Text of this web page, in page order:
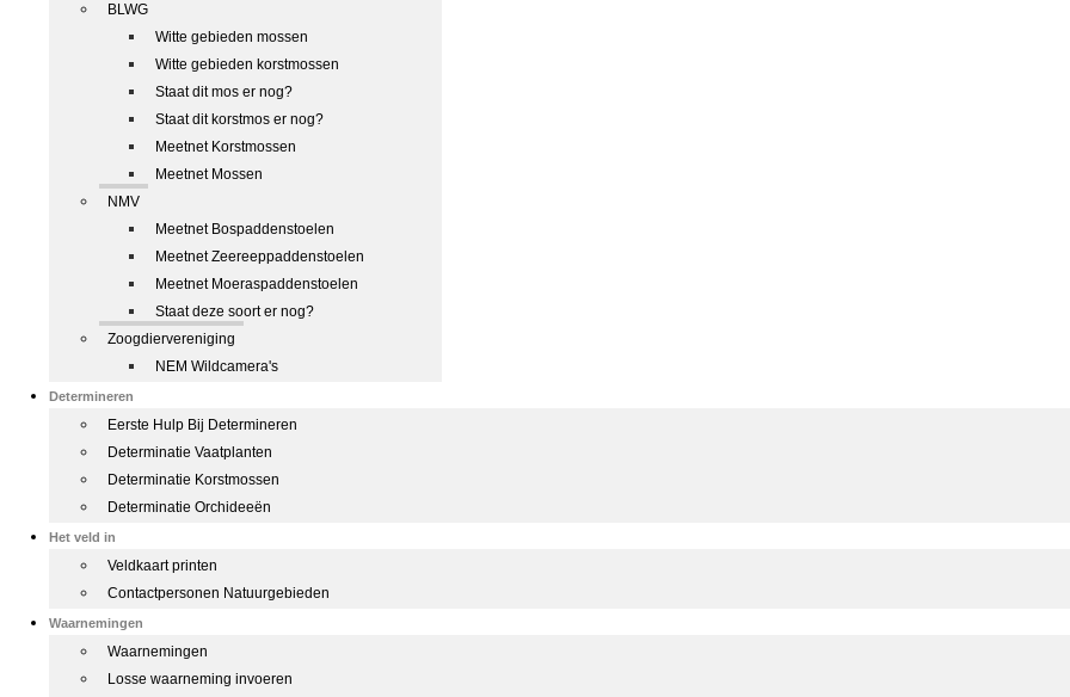
BLWG
Witte gebieden mossen
Witte gebieden korstmossen
Staat dit mos er nog?
Staat dit korstmos er nog?
Meetnet Korstmossen
Meetnet Mossen
NMV
Meetnet Bospaddenstoelen
Meetnet Zeereeppaddenstoelen
Meetnet Moeraspaddenstoelen
Staat deze soort er nog?
Zoogdiervereniging
NEM Wildcamera's
Determineren
Eerste Hulp Bij Determineren
Determinatie Vaatplanten
Determinatie Korstmossen
Determinatie Orchideeën
Het veld in
Veldkaart printen
Contactpersonen Natuurgebieden
Waarnemingen
Waarnemingen
Losse waarneming invoeren